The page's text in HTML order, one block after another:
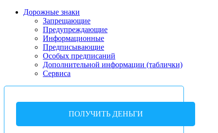
Дорожные знаки
Запрещающие
Предупреждающие
Информационные
Предписывающие
Особых предписаний
Дополнительной информации (таблички)
Сервиса
ПОЛУЧИТЬ ДЕНЬГИ